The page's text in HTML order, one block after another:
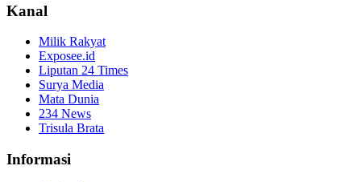
Kanal
Milik Rakyat
Exposee.id
Liputan 24 Times
Surya Media
Mata Dunia
234 News
Trisula Brata
Informasi